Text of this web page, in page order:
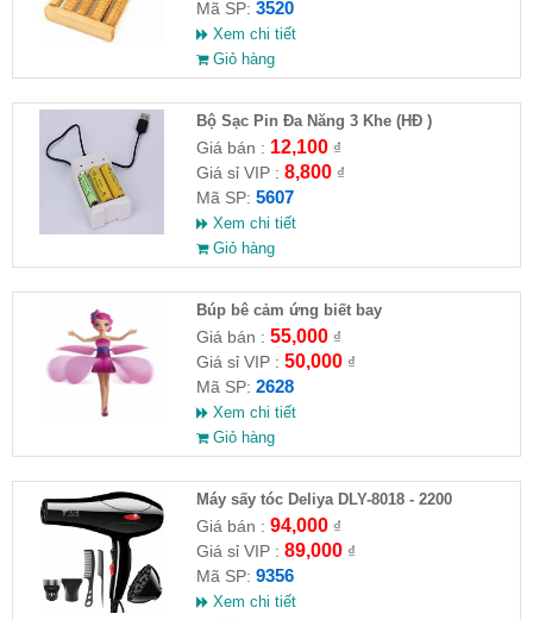
Mã SP: 3520
Xem chi tiết
Giỏ hàng
Bộ Sạc Pin Đa Năng 3 Khe (HĐ )
Giá bán : 12,100₫
Giá sỉ VIP : 8,800₫
Mã SP: 5607
Xem chi tiết
Giỏ hàng
​Búp bê cảm ứng biết bay
Giá bán : 55,000₫
Giá sỉ VIP : 50,000₫
Mã SP: 2628
Xem chi tiết
Giỏ hàng
Máy sấy tóc Deliya DLY-8018 - 2200
Giá bán : 94,000₫
Giá sỉ VIP : 89,000₫
Mã SP: 9356
Xem chi tiết